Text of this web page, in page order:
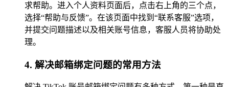
求帮助。进入个人资料页面后，点击右上角的三个点，
选择“帮助与反馈”。在该页面中找到“联系客服”选项，
并提交问题描述以及相关账号信息，客服人员将协助处
理。
4. 解决邮箱绑定问题的常用方法